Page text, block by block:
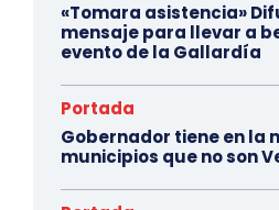
«Tomara asistencia»
mensaje para llevar a
evento de la Gallardía
Portada
Gobernador tiene en la
municipios que no son